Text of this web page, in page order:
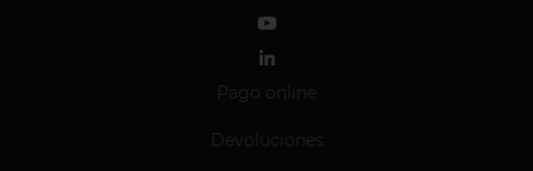
Pago online
Devoluciones